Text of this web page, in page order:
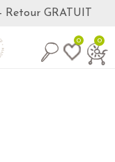
GRATUIT
0 0